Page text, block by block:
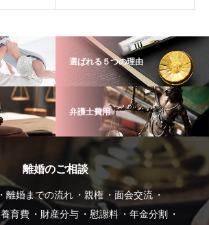
選ばれる５つの理由
弁護士費用
離婚のご相談
離婚までの流れ 親権
面会交流
養育費 財産分与 慰謝料
年金分割